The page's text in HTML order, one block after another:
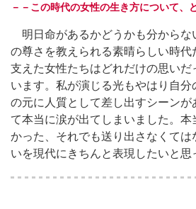
－－この時代の女性の生き方について、
明日命があるかどうかも分からな
の尊さを教えられる素晴らしい時代
支えた女性たちはどれだけの思いだ
います。私が演じる光もやはり自
の元に人質として差し出すシーンが
て本当に涙が出てしまいました。本
かった、それでも送り出さなくては
いを現代にきちんと表現したいと思